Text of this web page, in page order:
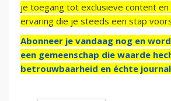
je toegang tot exclusieve content en
ervaring die je steeds een stap
Abonneer je vandaag nog en
een gemeenschap die waarde
betrouwbaarheid en échte